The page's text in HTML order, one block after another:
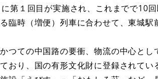
第１回目が実施され、これまでで10回
臨時（増便）列車に合わせて、東城
つての中国路の要衝、物流の中心と
おり、国の有形文化財に登録されて